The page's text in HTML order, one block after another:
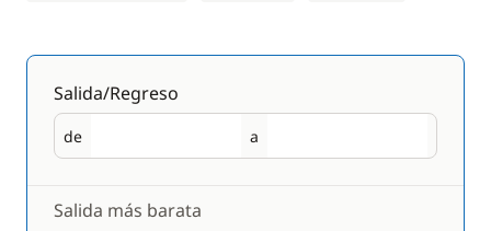
Salida/Regreso
de
Salida a
Regreso
Salida más barata